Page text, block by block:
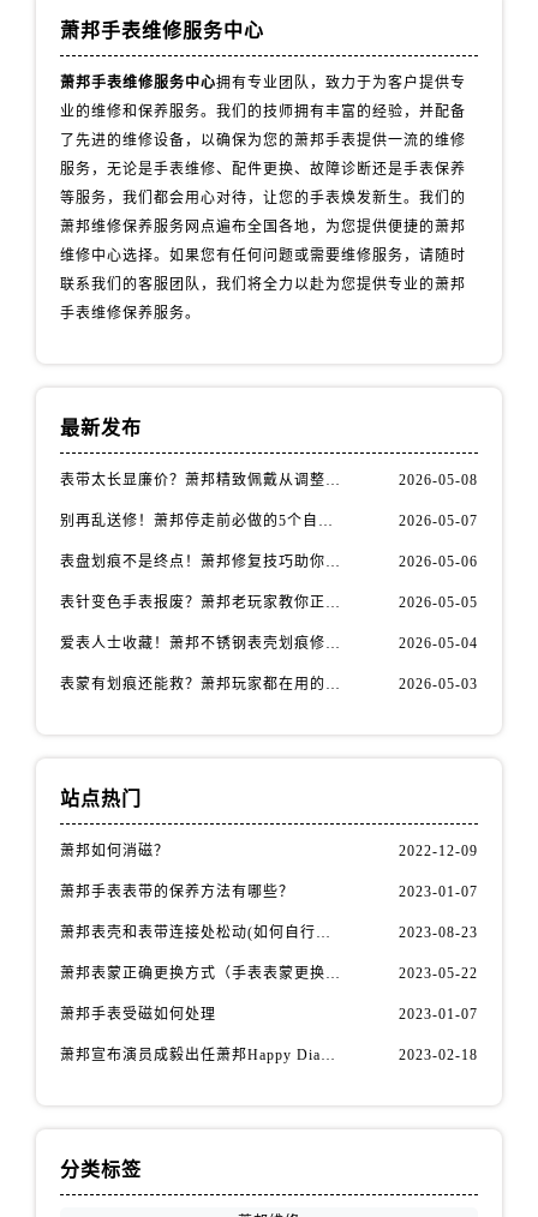
山西省阳泉市郊区平阳东街与新城大道交叉口萧邦售后服务中心（需提前预约）
天津市和平区赤峰道136号天津国际金融中心26层2603室萧邦售后服务中心（需提前预约）
安徽省淮北市相山区淮海路萧邦售后服务中心（需提前预约）
福建省宁德市蕉城区天湖东路萧邦售后服务中心（需提前预约）
萧邦手表维修服务中心
萧邦手表维修服务中心拥有专业团队，致力于为客户提供专
业的维修和保养服务。我们的技师拥有丰富的经验，并配备
了先进的维修设备，以确保为您的萧邦手表提供一流的维修
服务，无论是手表维修、配件更换、故障诊断还是手表保养
等服务，我们都会用心对待，让您的手表焕发新生。我们的
萧邦维修保养服务网点遍布全国各地，为您提供便捷的萧邦
维修中心选择。如果您有任何问题或需要维修服务，请随时
联系我们的客服团队，我们将全力以赴为您提供专业的萧邦
手表维修保养服务。
最新发布
表带太长显廉价？萧邦精致佩戴从调整开始！ 2026-05-08
别再乱送修！萧邦停走前必做的5个自检步骤 2026-05-07
表盘划痕不是终点！萧邦修复技巧助你重拾自信 2026-05-06
表针变色手表报废？萧邦老玩家教你正确应对 2026-05-05
爱表人士收藏！萧邦不锈钢表壳划痕修复指南 2026-05-04
表蒙有划痕还能救？萧邦玩家都在用的修复方法 2026-05-03
站点热门
萧邦如何消磁？ 2022-12-09
萧邦手表表带的保养方法有哪些？ 2023-01-07
萧邦表壳和表带连接处松动(如何自行修复) 2023-08-23
萧邦表蒙正确更换方式（手表表蒙更换知识） 2023-05-22
萧邦手表受磁如何处理 2023-01-07
萧邦宣布演员成毅出任萧邦Happy Diamonds系列品牌大使 2023-02-18
分类标签